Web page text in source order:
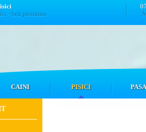
- brit premium
CAINI PISICI